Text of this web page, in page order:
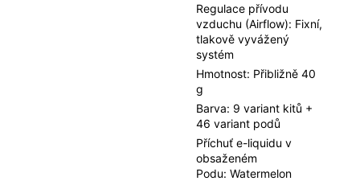
Regulace přívodu
vzduchu (Airflow): Fixní,
tlakově vyvážený
systém
Hmotnost: Přibližně 40
g
Barva: 9 variant kitů +
46 variant podů
Příchuť e-liquidu v
obsaženém
Podu: Watermelon